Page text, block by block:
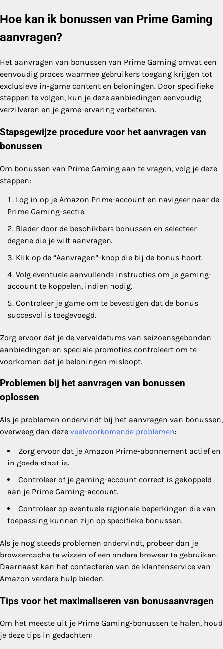
Hoe kan ik bonussen van Prime Gaming
aanvragen?
Het aanvragen van bonussen van Prime Gaming omvat een
eenvoudig proces waarmee gebruikers toegang krijgen tot
exclusieve in-game content en beloningen. Door specifieke
stappen te volgen, kun je deze aanbiedingen eenvoudig
verzilveren en je game-ervaring verbeteren.
Stapsgewijze procedure voor het aanvragen van
bonussen
Om bonussen van Prime Gaming aan te vragen, volg je deze
stappen:
Log in op je Amazon Prime-account en navigeer naar de
Prime Gaming-sectie.
Blader door de beschikbare bonussen en selecteer
degene die je wilt aanvragen.
Klik op de “Aanvragen”-knop die bij de bonus hoort.
Volg eventuele aanvullende instructies om je gaming-
account te koppelen, indien nodig.
Controleer je game om te bevestigen dat de bonus
succesvol is toegevoegd.
Zorg ervoor dat je de vervaldatums van seizoensgebonden
aanbiedingen en speciale promoties controleert om te
voorkomen dat je beloningen misloopt.
Problemen bij het aanvragen van bonussen
oplossen
Als je problemen ondervindt bij het aanvragen van bonussen,
overweeg dan deze veelvoorkomende problemen:
Zorg ervoor dat je Amazon Prime-abonnement actief en
in goede staat is.
Controleer of je gaming-account correct is gekoppeld
aan je Prime Gaming-account.
Controleer op eventuele regionale beperkingen die van
toepassing kunnen zijn op specifieke bonussen.
Als je nog steeds problemen ondervindt, probeer dan je
browsercache te wissen of een andere browser te gebruiken.
Daarnaast kan het contacteren van de klantenservice van
Amazon verdere hulp bieden.
Tips voor het maximaliseren van bonusaanvragen
Om het meeste uit je Prime Gaming-bonussen te halen, houd
je deze tips in gedachten: